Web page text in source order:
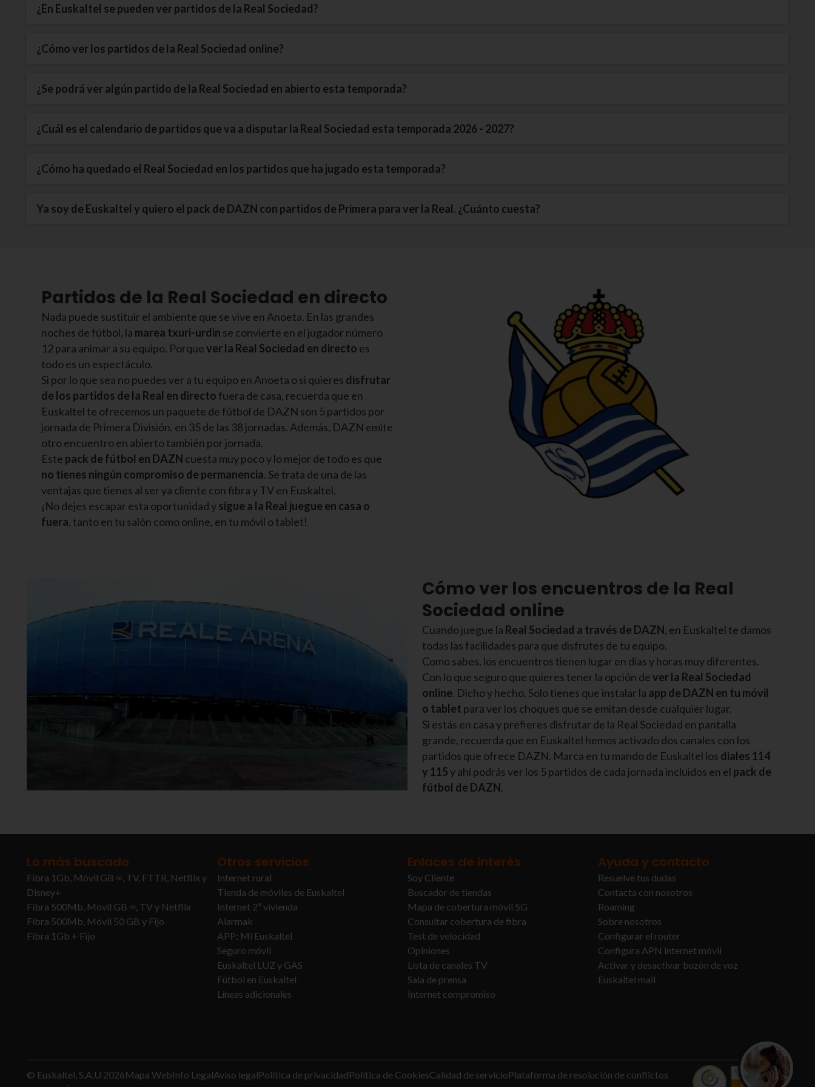
¿En Euskaltel se pueden ver partidos de la Real Sociedad?
¿Cómo ver los partidos de la Real Sociedad online?
¿Se podrá ver algún partido de la Real Sociedad en abierto esta temporada?
¿Cuál es el calendario de partidos que va a disputar la Real Sociedad esta temporada 2026 - 2027?
¿Cómo ha quedado el Real Sociedad en los partidos que ha jugado esta temporada?
Ya soy de Euskaltel y quiero el pack de DAZN con partidos de Primera para ver la Real. ¿Cuánto cuesta?
Partidos de la Real Sociedad en directo
Nada puede sustituir el ambiente que se vive en Anoeta. En las grandes
noches de fútbol, la marea txuri-urdin se convierte en el jugador número
12 para animar a su equipo. Porquever la Real Sociedad en directo es
todo es un espectáculo.
Si por lo que sea no puedes ver a tu equipo en Anoeta o si quieres disfrutar
de los partidos de la Real en directo fuera de casa, recuerda que en
Euskaltel te ofrecemos un paquete de fútbol de DAZN son 5 partidos por
jornada de Primera División, en 35 de las 38 jornadas. Además, DAZN emite
otro encuentro en abierto también por jornada.
Este pack de fútbol en DAZN cuesta muy poco y lo mejor de todo es que
no tienes ningún compromiso de permanencia. Se trata de una de las
ventajas que tienes al ser ya cliente con fibra y TV en Euskaltel.
¡No dejes escapar esta oportunidad ysigue a la Real juegue en casa o
fuera, tanto en tu salón como online, en tu móvil o tablet!
Cómo ver los encuentros de la Real
Sociedad online
Cuando juegue la Real Sociedad a través de DAZN, en Euskaltel te damos
todas las facilidades para que disfrutes de tu equipo.
Como sabes, los encuentros tienen lugar en días y horas muy diferentes.
Con lo que seguro que quieres tener la opción dever la Real Sociedad
online. Dicho y hecho. Solo tienes que instalar la app de DAZN en tu móvil
o tablet para ver los choques que se emitan desde cualquier lugar.
Si estás en casa y prefieres disfrutar de la Real Sociedad en pantalla
grande, recuerda que en Euskaltel hemos activado dos canales con los
partidos que ofrece DAZN. Marca en tu mando de Euskaltel los diales 114
y 115y ahí podrás ver los 5 partidos de cada jornada incluidos en el pack de
fútbol de DAZN.
Lo más buscado
Fibra 1Gb, Móvil GB ∞, TV, FTTR, Netflix y
Disney+
Fibra 500Mb, Móvil GB ∞, TV y Netflix
Fibra 500Mb, Móvil 50 GB y Fijo
Fibra 1Gb + Fijo
Otros servicios
Internet rural
Tienda de móviles de Euskaltel
Internet 2ª vivienda
Alarmak
APP: Mi Euskaltel
Seguro móvil
Euskaltel LUZ y GAS
Fútbol en Euskaltel
Líneas adicionales
Enlaces de interés
Soy Cliente
Buscador de tiendas
Mapa de cobertura móvil 5G
Consultar cobertura de fibra
Test de velocidad
Opiniones
Lista de canales TV
Sala de prensa
Internet compromiso
Ayuda y contacto
Resuelve tus dudas
Contacta con nosotros
Roaming
Sobre nosotros
Configurar el router
Configura APN internet móvil
Activar y desactivar buzón de voz
Euskaltel mail
© Euskaltel, S.A.U 2026Mapa WebInfo LegalAviso legalPolítica de privacidadPolítica de CookiesCalidad de servicioPlataforma de resolución de conflictos
¿Quieres
Te asesoramos